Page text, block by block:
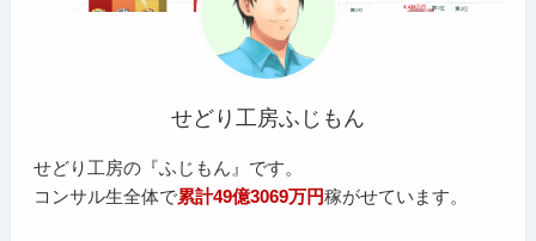
せどり工房ふじもん
せどり工房の『ふじもん』です。
コンサル生全体で累計49億3069万円稼がせています。